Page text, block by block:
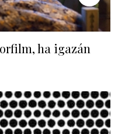
ha igazán